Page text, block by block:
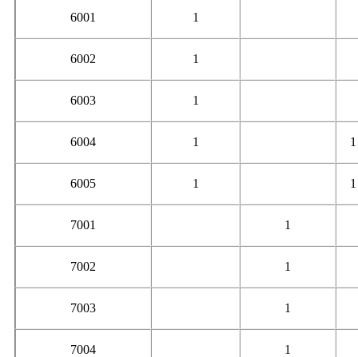
6001 1
6002 1
6003 1
6004 1 1
6005 1 1
7001 1
7002 1
7003 1
7004 1